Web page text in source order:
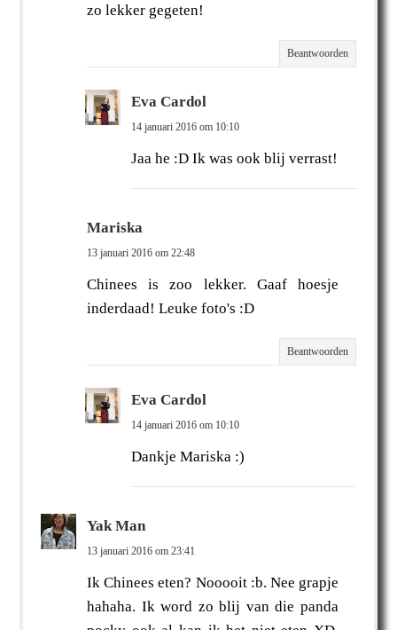
zo lekker gegeten!
Beantwoorden
Eva Cardol
14 januari 2016 om 10:10
Jaa he :D Ik was ook blij verrast!
Mariska
13 januari 2016 om 22:48
Chinees is zoo lekker. Gaaf hoesje
inderdaad! Leuke foto's :D
Beantwoorden
Eva Cardol
14 januari 2016 om 10:10
Dankje Mariska :)
Yak Man
13 januari 2016 om 23:41
Ik Chinees eten? Nooooit :b. Nee grapje
hahaha. Ik word zo blij van die panda